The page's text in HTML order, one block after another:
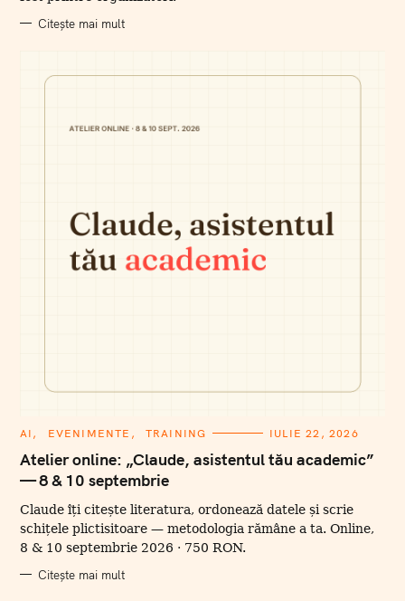
Citește mai mult
C
T
E
G
R
I
I
AI EVENIMENTE TRAINING IULIE 22, 2026
Atelier online: „Claude, asistentul tău academic”
— 8 & 10 septembrie
Claude îți citește literatura, ordonează datele și scrie
schițele plictisitoare — metodologia rămâne a ta. Online,
8 & 10 septembrie 2026 · 750 RON.
Citește mai mult